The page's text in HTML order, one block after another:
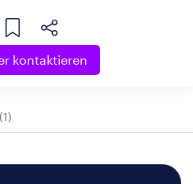
kontaktieren